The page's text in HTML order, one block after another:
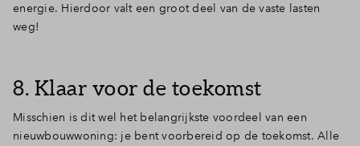
energie. Hierdoor valt een groot deel van de vaste lasten
weg!
8. Klaar voor de toekomst
Misschien is dit wel het belangrijkste voordeel van een
nieuwbouwwoning: je bent voorbereid op de toekomst. Alle